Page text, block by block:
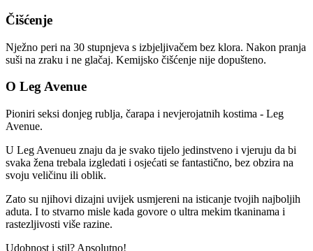
Čišćenje
Nježno peri na 30 stupnjeva s izbjeljivačem bez klora. Nakon pranja
suši na zraku i ne glačaj. Kemijsko čišćenje nije dopušteno.
O Leg Avenue
Pioniri seksi donjeg rublja, čarapa i nevjerojatnih kostima - Leg
Avenue.
U Leg Avenueu znaju da je svako tijelo jedinstveno i vjeruju da bi
svaka žena trebala izgledati i osjećati se fantastično, bez obzira na
svoju veličinu ili oblik.
Zato su njihovi dizajni uvijek usmjereni na isticanje tvojih najboljih
aduta. I to stvarno misle kada govore o ultra mekim tkaninama i
rastezljivosti više razine.
Udobnost i stil? Apsolutno!